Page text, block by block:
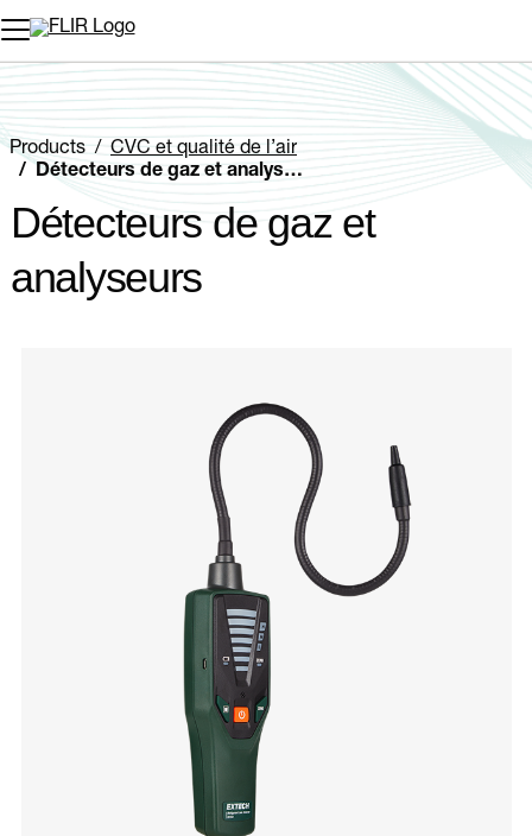
Unread messages
Modèle
Supprimer
articles
Ajouter au panier
Ajouté au panier
Products
CVC et qualité de l’air
Détecteurs de gaz et analyseurs
Détecteurs de gaz et
analyseurs